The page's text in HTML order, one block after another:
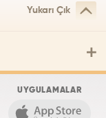
Yukarı Çık
UYGULAMALAR